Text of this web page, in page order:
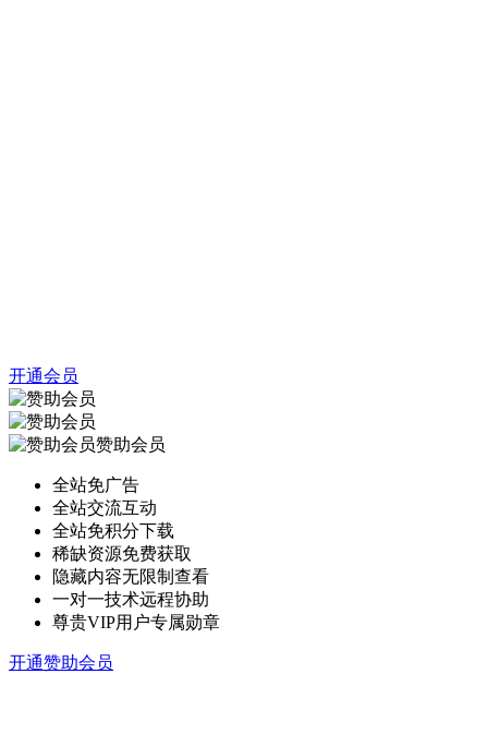
开通会员
赞助会员
全站免广告
全站交流互动
全站免积分下载
稀缺资源免费获取
隐藏内容无限制查看
一对一技术远程协助
尊贵VIP用户专属勋章
开通赞助会员